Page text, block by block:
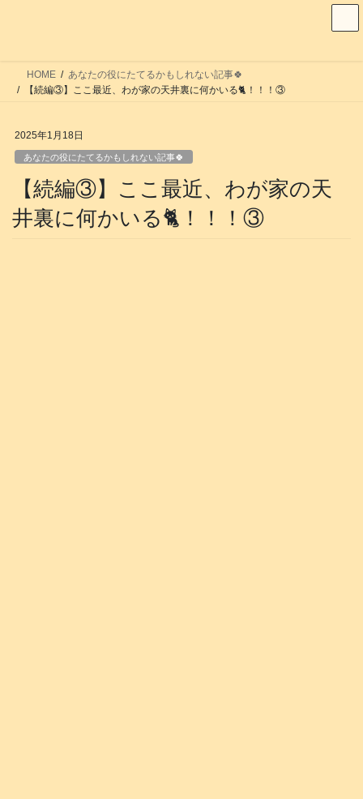
HOME
あなたの役にたてるかもしれない記事🍀
【続編③】ここ最近、わが家の天井裏に何かいる️🐈！！！③
2025年1月18日
あなたの役にたてるかもしれない記事🍀
【続編③】ここ最近、わが家の天
井裏に何かいる️🐈！！！③